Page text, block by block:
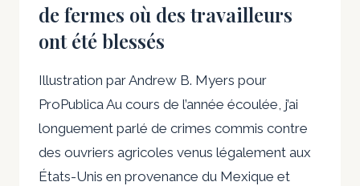
FERMES
À
FLOT
de fermes où des travailleurs
ont été blessés
Illustration par Andrew B. Myers pour
ProPublica Au cours de l’année écoulée, j’ai
longuement parlé de crimes commis contre
des ouvriers agricoles venus légalement aux
États-Unis en provenance du Mexique et